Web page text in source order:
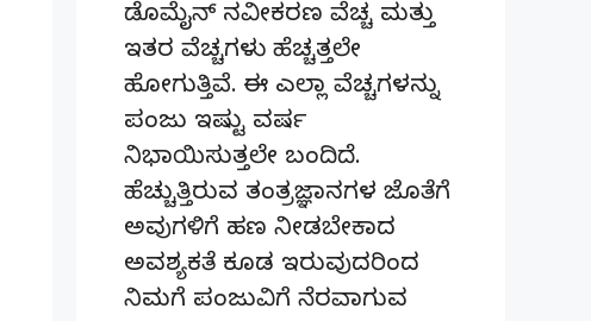
ಡೊಮೈನ್‌ ನವೀಕರಣ ವೆಚ್ಚ ಮತ್ತು
ಇತರ ವೆಚ್ಚಗಳು ಹೆಚ್ಚತ್ತಲೇ
ಹೋಗುತ್ತಿವೆ. ಈ ಎಲ್ಲಾ ವೆಚ್ಚಗಳನ್ನು
ಪಂಜು ಇಷ್ಟು ವರ್ಷ
ನಿಭಾಯಿಸುತ್ತಲೇ ಬಂದಿದೆ.
ಹೆಚ್ಚುತ್ತಿರುವ ತಂತ್ರಜ್ಞಾನಗಳ ಜೊತೆಗೆ
ಅವುಗಳಿಗೆ ಹಣ ನೀಡಬೇಕಾದ
ಅವಶ್ಯಕತೆ ಕೂಡ ಇರುವುದರಿಂದ
ನಿಮಗೆ ಪಂಜುವಿಗೆ ನೆರವಾಗುವ